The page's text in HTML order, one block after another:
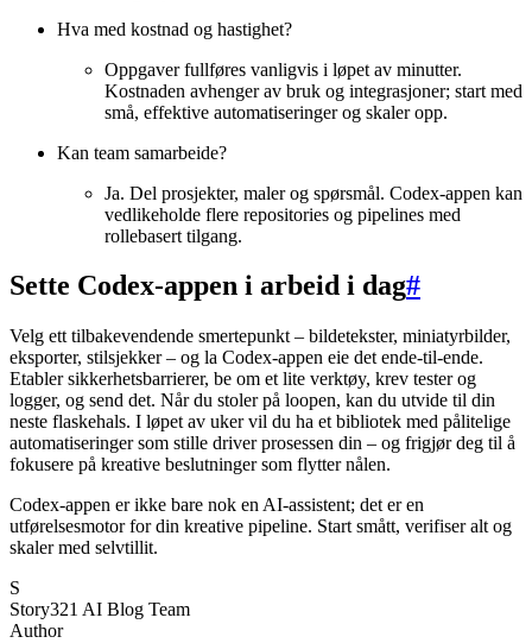
Hva med kostnad og hastighet?
Oppgaver fullføres vanligvis i løpet av minutter.
Kostnaden avhenger av bruk og integrasjoner; start med
små, effektive automatiseringer og skaler opp.
Kan team samarbeide?
Ja. Del prosjekter, maler og spørsmål. Codex-appen kan
vedlikeholde flere repositories og pipelines med
rollebasert tilgang.
Sette Codex-appen i arbeid i dag#
Velg ett tilbakevendende smertepunkt – bildetekster, miniatyrbilder,
eksporter, stilsjekker – og la Codex-appen eie det ende-til-ende.
Etabler sikkerhetsbarrierer, be om et lite verktøy, krev tester og
logger, og send det. Når du stoler på loopen, kan du utvide til din
neste flaskehals. I løpet av uker vil du ha et bibliotek med pålitelige
automatiseringer som stille driver prosessen din – og frigjør deg til å
fokusere på kreative beslutninger som flytter nålen.
Codex-appen er ikke bare nok en AI-assistent; det er en
utførelsesmotor for din kreative pipeline. Start smått, verifiser alt og
skaler med selvtillit.
S
Story321 AI Blog Team
Author